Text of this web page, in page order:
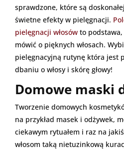
sprawdzone, które są
świetne efekty w pielęgnacji.
pielęgnacji włosów to
mówić o pięknych włosach.
pielęgnacyjną rutynę która jest
dbaniu o włosy i skórę głowy!
Domowe maski
Tworzenie domowych
na przykład masek i odżywek,
ciekawym rytuałem i raz na
włosom taką nietuzinkową